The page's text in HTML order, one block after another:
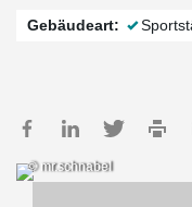
Gebäudeart:
© mr.schnabel